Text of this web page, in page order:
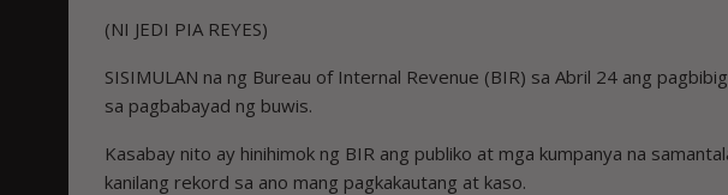
(NI JEDI PIA REYES)
SISIMULAN na ng Bureau of Internal Revenue (BIR) sa Abril 24 ang
sa pagbabayad ng buwis.
Kasabay nito ay hinihimok ng BIR ang publiko at mga kumpanya na
kanilang rekord sa ano mang pagkakautang at kaso.